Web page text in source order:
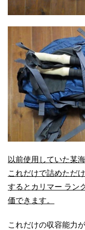
以前使用していた某
これだけで詰めただ
するとカリマー ラン
価できます。
これだけの収容能力